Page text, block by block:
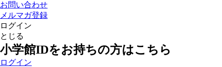
お問い合わせ
メルマガ登録
ログイン
とじる
小学館IDをお持ちの方はこちら
ログイン